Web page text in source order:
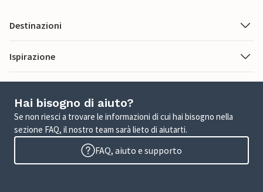
Destinazioni
Ispirazione
Hai bisogno di aiuto?
Se non riesci a trovare le informazioni di cui hai bisogno nella
sezione FAQ, il nostro team sarà lieto di aiutarti.
FAQ, aiuto e supporto